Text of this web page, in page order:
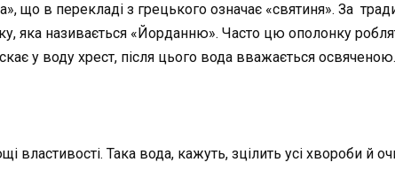
що в перекладі з грецького означає «святиня». За
яка називається «Йорданню». Часто цю ополонку
у воду хрест, після цього вода вважається освяченою.
Така вода, кажуть, зцілить усі хвороби й